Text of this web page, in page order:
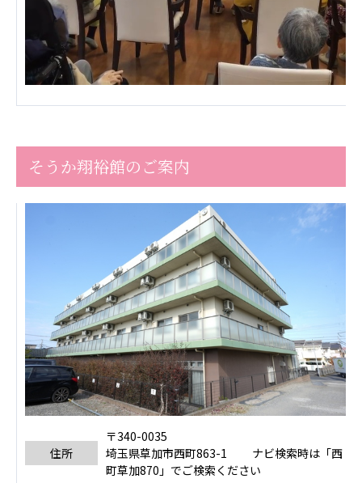
学校法人明星学園 関東福祉専門学校
国際医療専門学校 浦和学院高等学校
明星幼稚園 志学会高等学校
特定非営利活動法人アート応援隊
その他
株式会社アジアメデカ元気事業団
株式会社フラワーコミュニティ放送
Medicare Lead Japan
株式会社日本医科学研究所
特定非営利活動法人共生フォーラム
一般社団法人フードラボジャパン
特定非営利活動法人日本医療福祉機構
株式会社アメックファーマシー
そうか翔裕館のご案内
住所
〒340-0035
埼玉県草加市西町863-1 ナビ検索時は「西
町草加870」でご検索ください